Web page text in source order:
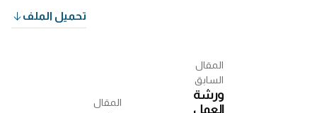
تحميل الملف
المقال
السابق
ورشة
العمل
المقال